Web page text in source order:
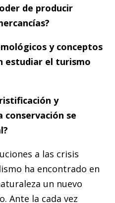
de producir
y conceptos
estudiar el turismo
y
conservación se
a las crisis
ha encontrado en
un nuevo
Ante la cada vez